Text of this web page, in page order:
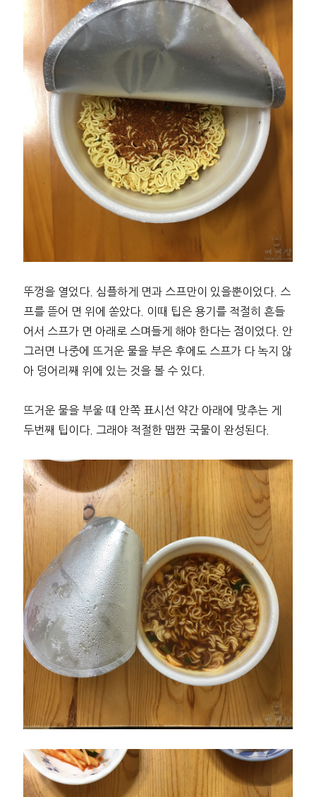
뚜껑을 열었다. 심플하게 면과 스프만이 있을뿐이었다. 스
프를 뜯어 면 위에 쏟았다. 이때 팁은 용기를 적절히 흔들
어서 스프가 면 아래로 스며들게 해야 한다는 점이었다. 안
그러면 나중에 뜨거운 물을 부은 후에도 스프가 다 녹지 않
아 덩어리째 위에 있는 것을 볼 수 있다.
뜨거운 물을 부울 때 안쪽 표시선 약간 아래에 맞추는 게
두번째 팁이다. 그래야 적절한 맵짠 국물이 완성된다.